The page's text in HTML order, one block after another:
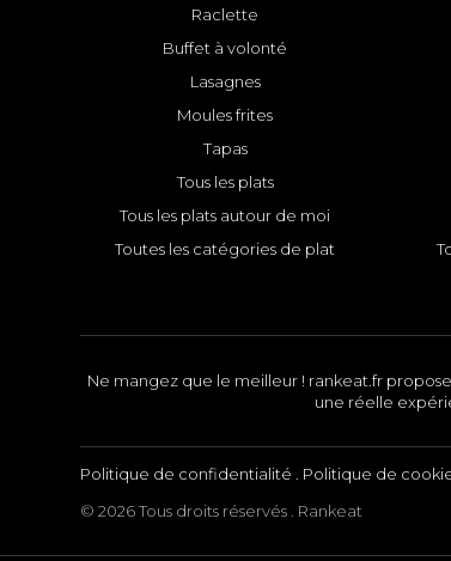
Raclette
Buffet à volonté
Lasagnes
Moules frites
Tapas
Tous les plats
Tous les plats autour de moi
Toutes les catégories de plat
Ne mangez que le meilleur ! rankeat.fr
une réelle
Politique de confidentialité . Politique de
© 2026 Tous droits réservés . Rankeat